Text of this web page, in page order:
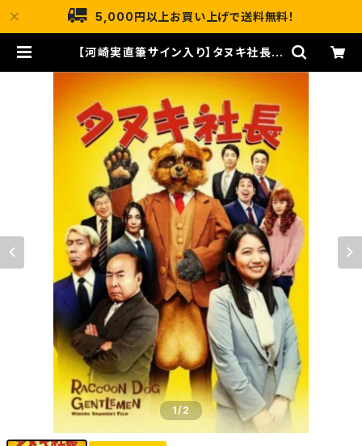
5,000円以上お買い上げで送料無料！
【河崎実直筆サイン入り】タヌキ社長パ
ストア
1/2